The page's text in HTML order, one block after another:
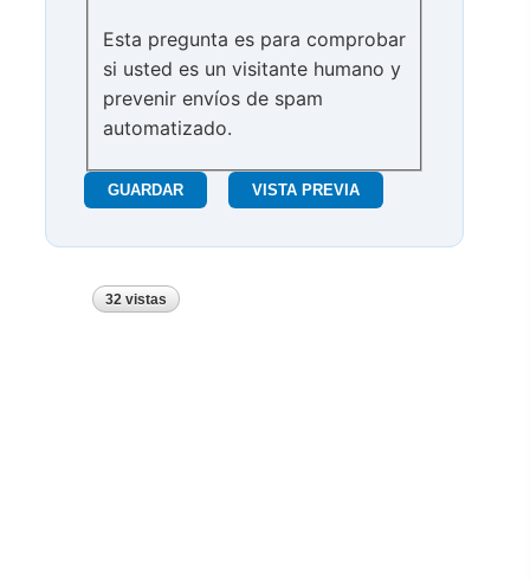
Esta pregunta es para comprobar
si usted es un visitante humano y
prevenir envíos de spam
automatizado.
32 vistas